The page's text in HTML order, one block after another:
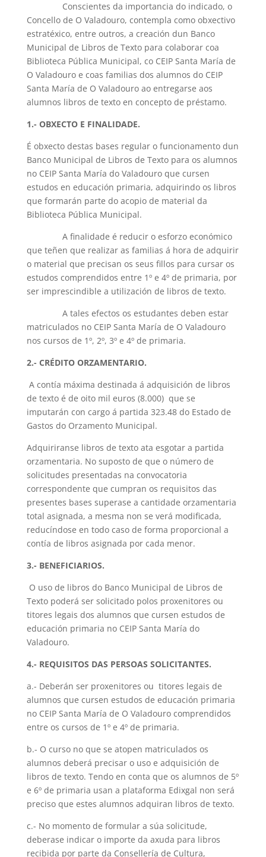
Conscientes da importancia do indicado, o
Concello de O Valadouro, contempla como obxectivo
estratéxico, entre outros, a creación dun Banco
Municipal de Libros de Texto para colaborar coa
Biblioteca Pública Municipal, co CEIP Santa María de
O Valadouro e coas familias dos alumnos do CEIP
Santa María de O Valadouro ao entregarse aos
alumnos libros de texto en concepto de préstamo.
1.- OBXECTO E FINALIDADE.
É obxecto destas bases regular o funcionamento dun
Banco Municipal de Libros de Texto para os alumnos
no CEIP Santa María do Valadouro que cursen
estudos en educación primaria, adquirindo os libros
que formarán parte do acopio de material da
Biblioteca Pública Municipal.
A finalidade é reducir o esforzo económico
que teñen que realizar as familias á hora de adquirir
o material que precisan os seus fillos para cursar os
estudos comprendidos entre 1º e 4º de primaria, por
ser imprescindible a utilización de libros de texto.
A tales efectos os estudantes deben estar
matriculados no CEIP Santa María de O Valadouro
nos cursos de 1º, 2º, 3º e 4º de primaria.
2.- CRÉDITO ORZAMENTARIO.
A contía máxima destinada á adquisición de libros
de texto é de oito mil euros (8.000) que se
imputarán con cargo á partida 323.48 do Estado de
Gastos do Orzamento Municipal.
Adquiriranse libros de texto ata esgotar a partida
orzamentaria. No suposto de que o número de
solicitudes presentadas na convocatoria
correspondente que cumpran os requisitos das
presentes bases superase a cantidade orzamentaria
total asignada, a mesma non se verá modificada,
reducíndose en todo caso de forma proporcional a
contía de libros asignada por cada menor.
3.- BENEFICIARIOS.
O uso de libros do Banco Municipal de Libros de
Texto poderá ser solicitado polos proxenitores ou
titores legais dos alumnos que cursen estudos de
educación primaria no CEIP Santa María do
Valadouro.
4.- REQUISITOS DAS PERSOAS SOLICITANTES.
a.- Deberán ser proxenitores ou titores legais de
alumnos que cursen estudos de educación primaria
no CEIP Santa María de O Valadouro comprendidos
entre os cursos de 1º e 4º de primaria.
b.- O curso no que se atopen matriculados os
alumnos deberá precisar o uso e adquisición de
libros de texto. Tendo en conta que os alumnos de 5º
e 6º de primaria usan a plataforma Edixgal non será
preciso que estes alumnos adquiran libros de texto.
c.- No momento de formular a súa solicitude,
deberase indicar o importe da axuda para libros
recibida por parte da Consellería de Cultura,